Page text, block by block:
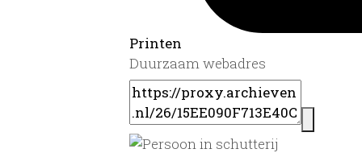
Printen
Duurzaam webadres